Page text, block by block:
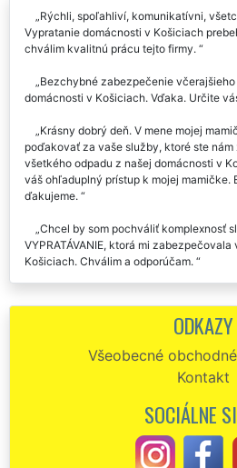
Rýchli, spoľahliví, komunikatívni,
Vypratanie domácnosti v Košiciach
chválim kvalitnú prácu tejto firmy.
Bezchybné zabezpečenie
domácnosti v Košiciach. Vďaka. Určite
Krásny dobrý deň. V mene mojej
poďakovať za vaše služby, ktoré ste
všetkého odpadu z našej domácnosti v
váš ohľaduplný prístup k mojej mamičke.
ďakujeme.
Chcel by som pochváliť komplexnosť
VYPRATÁVANIE, ktorá mi
Košiciach. Chválim a odporúčam.
Oceňujem Vašu dochvíľnosť a
Pre nášho klienta z Košíc sme
niekoľkých domácností. Na túto činnosť
vypratávacia činnosť bola bezchybne
odporúčame využívať túto spoločnosť,
profesionálne vypratávacie služby.
ODKAZY
Všeobecné
Kontakt
SOCIÁLNE